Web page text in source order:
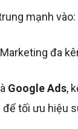
mạnh vào:
đa
Google Ads,
tối ưu hiệu